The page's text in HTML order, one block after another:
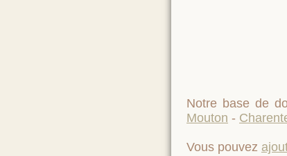
Notre base de
Mouton -
Vous pouvez